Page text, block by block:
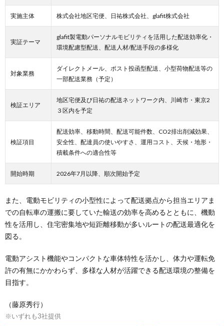
実施主体 株式会社地区宅便、日祐株式会社、glafit株式会社
実証テーマ
glafit製電動パーソナルモビリティを活用した配送効率化・
環境配慮型配送、配送人材/配送手段の多様化
対象業務
ダイレクトメール、ポスト投函型配送、小型荷物配送等の
一部配送業務（予定）
検証エリア
地区宅便及び日祐の配送ネットワーク内、川崎市・東京2
３区内を予定
検証項目
配送効率、移動時間、配送可能件数、CO2排出削減効果、
安全性、配達員の使いやすさ、運用コスト、天候・地形・
積載条件への適合性等
開始時期 2026年7月以降、順次開始予定
また、電動モビリティの小型性によって配送拠点から担当エリアま
での自転車の運搬に要していた輸送の効率を高めるとともに、機動
性を活用し、住宅密集地や短距離移動が多いルートの配送最適化を
図る。
電動アシスト機能やコンパクトな車体特性を活かし、体力や運転免
許の有無にかかわらず、多様な人材が活躍できる配送環境の整備を
目指す。
（藤原秀行）
※いずれも3社提供